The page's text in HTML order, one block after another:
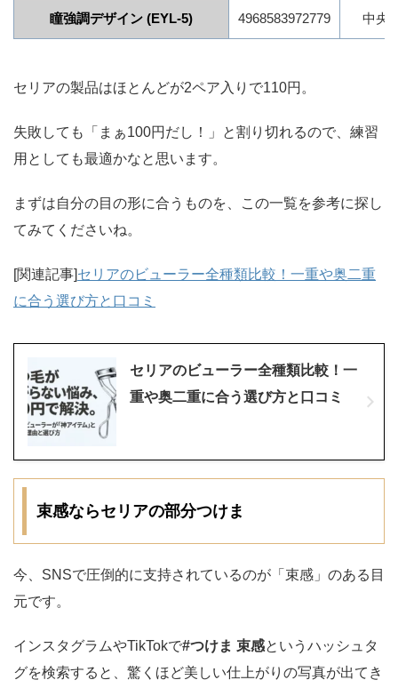
瞳強調デザイン (EYL-5) 4968583972779 中央
セリアの製品はほとんどが2ペア入りで110円。
失敗しても「まぁ100円だし！」と割り切れるので、練習
用としても最適かなと思います。
まずは自分の目の形に合うものを、この一覧を参考に探し
てみてくださいね。
[関連記事]セリアのビューラー全種類比較！一重や奥二重
に合う選び方と口コミ
セリアのビューラー全種類比較！一
重や奥二重に合う選び方と口コミ
束感ならセリアの部分つけま
今、SNSで圧倒的に支持されているのが「束感」のある目
元です。
インスタグラムやTikTokで#つけま 束感というハッシュタ
グを検索すると、驚くほど美しい仕上がりの写真が出てき